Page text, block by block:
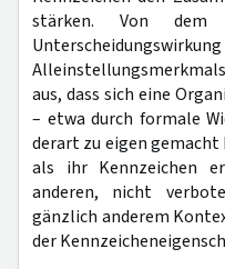
stärken. Von dem
aus, dass sich eine
– etwa durch formale
derart zu eigen gemacht
als ihr Kennzeichen
anderen, nicht
gänzlich anderem
der